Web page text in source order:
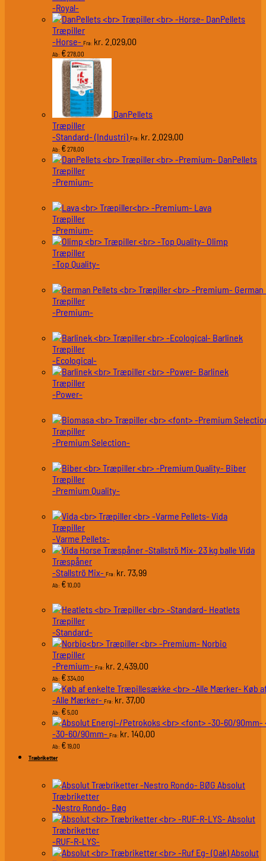
-Royal-
DanPellets
Træpiller
-Horse- Fra: kr. 2.029,00
Ab: €278,00
DanPellets
Træpiller
-Standard- (Industri) Fra: kr. 2.029,00
Ab: €278,00
DanPellets
Træpiller
-Premium-
Lava
Træpiller
-Premium-
Olimp
Træpiller
-Top Quality-
Træpiller
-Premium-
Barlinek
Træpiller
-Ecological-
Barlinek
Træpiller
-Power-
Træpiller
-Premium Selection-
Biber
Træpiller
-Premium Quality-
Vida
Træpiller
-Varme Pellets-
Vida
Træspåner
-Stallströ Mix- Fra: kr. 73,99
Ab: €10,00
Heatlets
Træpiller
-Standard-
Norbio
Træpiller
-Premium- Fra: kr. 2.439,00
Ab: €334,00
Køb
-Alle Mærker- Fra: kr. 37,00
Ab: €5,00
-30-60/90mm- Fra: kr. 140,00
Ab: €19,00
Træbriketter
Absolut
Træbriketter
-Nestro Rondo- Bøg
Absolut
Træbriketter
-RUF-R-LYS-
Absolut